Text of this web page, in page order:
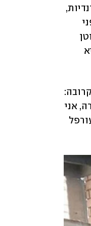
"המטרה שלי ב'שנת הבריאות' היא להגיע למשקל של 75 ק"ג עד סוף השנה, ומבחינת הקריירה, אני